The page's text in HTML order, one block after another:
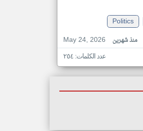
Politics
May 24, 2026
منذ شهرين
عدد الكلمات: ٢٥٤